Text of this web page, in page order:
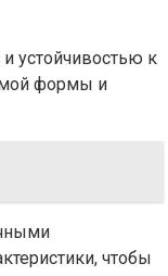
устойчивостью к
формы и
чтобы